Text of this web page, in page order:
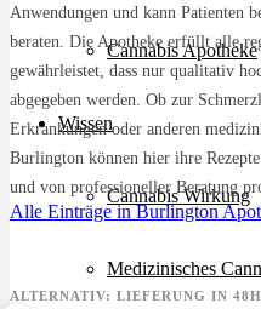
Cannabis Apotheke
Wissen
Cannabis Wirkung
Medizinisches
Anwendungen und kann Patienten
beraten. Die Apotheke erfüllt alle
gewährleistet, dass nur qualitativ
abgegeben werden. Ob zur
Erkrankungen oder anderen
Burlington können hier ihre
und von professioneller Beratung
Alle Einträge in Burlington
ALTERNATIV: LIEFERUNG IN